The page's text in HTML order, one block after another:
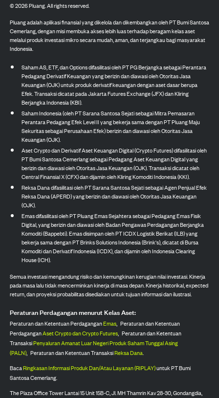
©2026Pluang. All rights reserved.
Pluang adalah aplikasi finansial yang dikelola dan dikembangkan oleh PT Bumi Santosa
Cemerlang, dengan misi membuka akses lebih luas terhadap beragam kelas aset
melalui produk investasi mikro secara mudah, aman, dan terjangkau bagi masyarakat
Indonesia.
Saham AS, ETF, dan Options difasilitasi oleh PT PG Berjangka sebagai Perantara
Pedagang Derivatif Keuangan yang berizin dan diawasi oleh Otoritas Jasa
Keuangan (OJK) untuk produk derivatif keuangan dengan aset dasar berupa
Efek. Transaksi dicatat pada Jakarta Futures Exchange (JFX) dan Kliring
Berjangka Indonesia (KBI).
Saham Indonesia (oleh PT Sarana Santosa Sejati sebagai Mitra Pemasaran
Perantara Pedagang Efek Level II yang bekerja sama dengan PT Pluang Maju
Sekuritas sebagai Perusahaan Efek) berizin dan diawasi oleh Otoritas Jasa
Keuangan (OJK).
Aset Crypto dan Derivatif Aset Keuangan Digital (Crypto Futures) difasilitasi oleh
PT Bumi Santosa Cemerlang sebagai Pedagang Aset Keuangan Digital yang
berizin dan diawasi oleh Otoritas Jasa Keuangan (OJK). Transaksi dicatat oleh
Central Finansial X (CFX) dan dijamin oleh Kliring Komoditi Indonesia (KKI).
Reksa Dana difasilitasi oleh PT Sarana Santosa Sejati sebagai Agen Penjual Efek
Reksa Dana (APERD) yang berizin dan diawasi oleh Otoritas Jasa Keuangan
(OJK).
Emas difasilitasi oleh PT Pluang Emas Sejahtera sebagai Pedagang Emas Fisik
Digital, yang berizin dan diawasi oleh Badan Pengawas Perdagangan Berjangka
Komoditi (Bappebti). Emas disimpan oleh PT ICDX Logistik Berikat (ILB) yang
bekerja sama dengan PT Brinks Solutions Indonesia (Brink's), dicatat di Bursa
Komoditi dan Derivatif Indonesia (ICDX), dan dijamin oleh Indonesia Clearing
House (ICH).
Semua investasi mengandung risiko dan kemungkinan kerugian nilai investasi. Kinerja
pada masa lalu tidak mencerminkan kinerja di masa depan. Kinerja historikal, expected
return, dan proyeksi probabilitas disediakan untuk tujuan informasi dan ilustrasi.
Peraturan Perdagangan menurut Kelas Aset:
Peraturan dan Ketentuan PerdaganganEmas, Peraturan dan Ketentuan
PerdaganganAset Crypto dan Crypto Futures, Peraturan dan Ketentuan
TransaksiPenyaluran Amanat Luar Negeri Produk Saham Tunggal Asing
(PALN), Peraturan dan Ketentuan TransaksiReksa Dana.
BacaRingkasan Informasi Produk Dan/Atau Layanan (RIPLAY)untuk PT Bumi
Santosa Cemerlang.
The Plaza Office Tower Lantai 15 Unit 15B-C, Jl. MH Thamrin Kav 28-30, Gondangdia,